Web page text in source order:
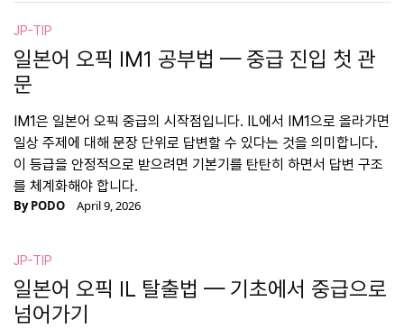
JP-TIP
일본어 오픽 IM1 공부법 — 중급 진입 첫 관
문
IM1은 일본어 오픽 중급의 시작점입니다. IL에서 IM1으로 올라가면
일상 주제에 대해 문장 단위로 답변할 수 있다는 것을 의미합니다.
이 등급을 안정적으로 받으려면 기본기를 탄탄히 하면서 답변 구조
를 체계화해야 합니다.
ByPODO April 9, 2026
JP-TIP
일본어 오픽 IL 탈출법 — 기초에서 중급으로
넘어가기